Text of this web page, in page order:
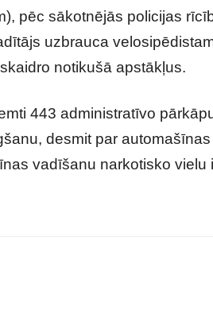
pēc sākotnējās policijas
uzbrauca
notikušā apstākļus.
443 administratīvo
desmit par
vadīšanu narkotisko vielu